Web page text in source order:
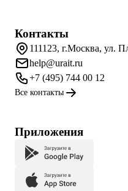
Контакты
111123, г.Москва, ул.
help@urait.ru
+7 (495) 744 00 12
Все контакты
Приложения